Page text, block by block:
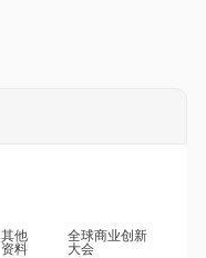
其他
资料
全球商业创新
大会